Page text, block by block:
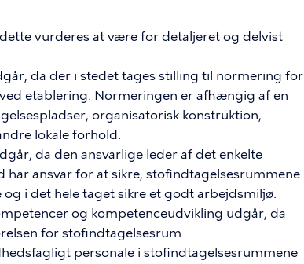
vurderes at være for detaljeret og delvist
da der i stedet tages stilling til normering for
etablering. Normeringen er afhængig af en
organisatorisk konstruktion,
lokale forhold.
da den ansvarlige leder af det enkelte
ansvar for at sikre, stofindtagelsesrummene
i det hele taget sikre et godt arbejdsmiljø.
og kompetenceudvikling udgår, da
for stofindtagelsesrum
personale i stofindtagelsesrummene